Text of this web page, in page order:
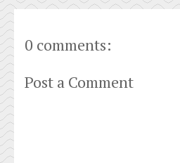
0 comments:
Post a Comment